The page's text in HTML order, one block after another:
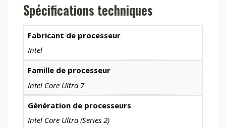
Spécifications techniques
Fabricant de processeur
Intel
Famille de processeur
Intel Core Ultra 7
Génération de processeurs
Intel Core Ultra (Series 2)